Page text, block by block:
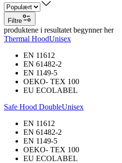
Filtre
produktene i resultatet begynner her
Thermal HoodUnisex
EN 11612
EN 61482-2
EN 1149-5
OEKO- TEX 100
EU ECOLABEL
Safe Hood DoubleUnisex
EN 11612
EN 61482-2
EN 1149-5
OEKO- TEX 100
EU ECOLABEL